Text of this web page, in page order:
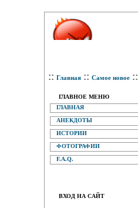
:: Главная :: Самое новое ::
ГЛАВНОЕ МЕНЮ
ГЛАВНАЯ
АНЕКДОТЫ
ИСТОРИИ
ФОТОГРАФИИ
F.A.Q.
ВХОД НА САЙТ